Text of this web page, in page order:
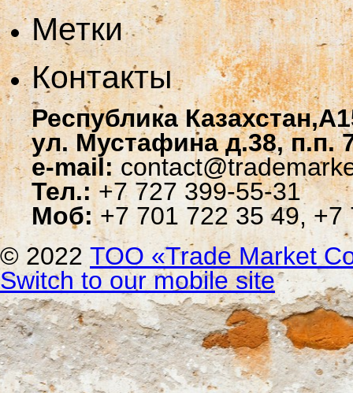
Метки
Контакты
Республика
ул. Мустафина д.38, п.п.
e-mail:
Тел.:+7 727 399-55-31
Моб:+7 701 722 35 49, +7
© 2022 ТОО «Trade Мarket
Switch to our mobile site